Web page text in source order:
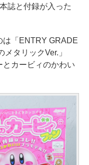
誌と付録が入った
「ENTRY GRADE
タリックVer.」
カービィのかわい